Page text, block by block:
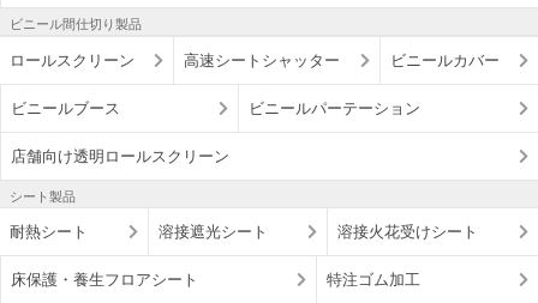
ビニール間仕切り製品
ロールスクリーン 高速シートシャッター ビニールカバー
ビニールブース ビニールパーテーション
店舗向け透明ロールスクリーン
シート製品
耐熱シート 溶接遮光シート 溶接火花受けシート
床保護・養生フロアシート 特注ゴム加工